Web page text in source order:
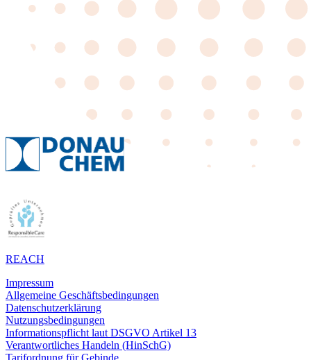
REACH
Impressum
Allgemeine Geschäftsbedingungen
Datenschutzerklärung
Nutzungsbedingungen
Informationspflicht laut DSGVO Artikel 13
Verantwortliches Handeln (HinSchG)
Tarifordnung für Gebinde